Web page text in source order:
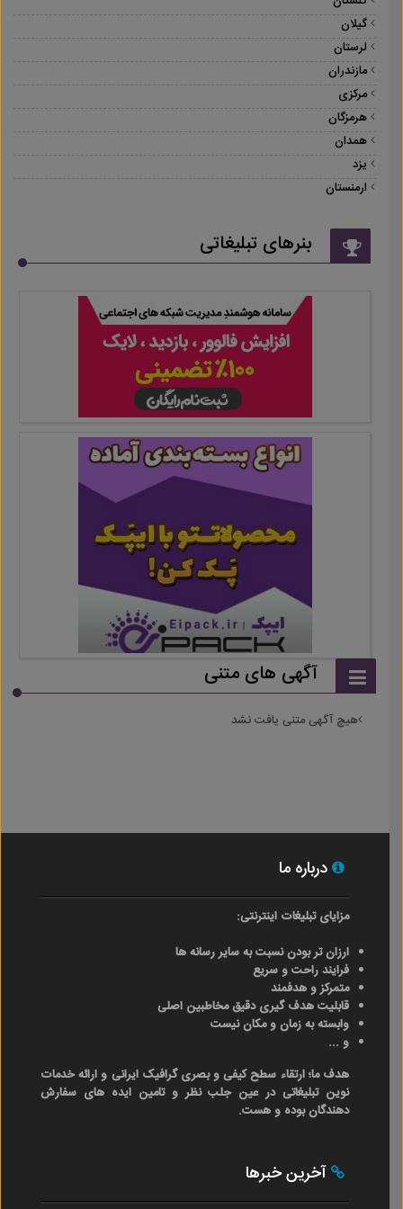
گیلان
لرستان
مازندران
مرکزی
هرمزگان
همدان
یزد
ارمنستان
بنرهای تبلیغاتی
آگهی های متنی
هیچ آگهی متنی یافت نشد
درباره ما
مزایای تبلیغات اینترنتی:
ارزان تر بودن نسبت به سایر رسانه ها
فرایند راحت و سریع
متمرکز و هدفمند
قابلیت هدف گیری دقیق مخاطبین اصلی
وابسته به زمان و مکان نیست
و ...
هدف ما؛ ارتقاء سطح کیفی و بصری گرافیک ایرانی و ارائه خدمات
نوین تبلیغاتی در عین جلب نظر و تامین ایده های سفارش
دهندگان بوده و هست.
آخرین خبرها